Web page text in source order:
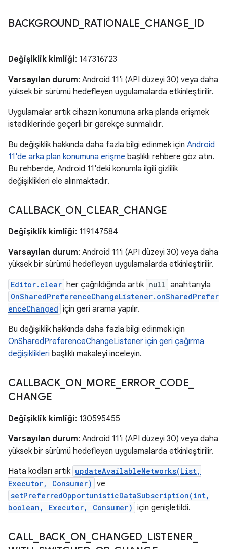
BACKGROUND_ RATIONALE CHANGE ID
Değişiklik kimliği: 147316723
Varsayılan durum: Android 11'i (API düzeyi 30) veya daha
yüksek bir sürümü hedefleyen uygulamalarda etkinleştirilir.
Uygulamalar artık cihazın konumuna arka planda erişmek
istediklerinde geçerli bir gerekçe sunmalıdır.
Bu değişiklik hakkında daha fazla bilgi edinmek için Android
11'de arka plan konumuna erişme başlıklı rehbere göz atın.
Bu rehberde, Android 11'deki konumla ilgili gizlilik
değişiklikleri ele alınmaktadır.
CALLBACK ON CLEAR_ CHANGE
Değişiklik kimliği: 119147584
Varsayılan durum: Android 11'i (API düzeyi 30) veya daha
yüksek bir sürümü hedefleyen uygulamalarda etkinleştirilir.
Editor.clear her çağrıldığında artık null anahtarıyla
OnSharedPreferenceChangeListener.onSharedPrefer
enceChanged için geri arama yapılır.
Bu değişiklik hakkında daha fazla bilgi edinmek için
OnSharedPreferenceChangeListener için geri çağırma
değişiklikleri başlıklı makaleyi inceleyin.
CALLBACK ON MORE ERROR_ CODE
CHANGE
Değişiklik kimliği: 130595455
Varsayılan durum: Android 11'i (API düzeyi 30) veya daha
yüksek bir sürümü hedefleyen uygulamalarda etkinleştirilir.
Hata kodları artık updateAvailableNetworks(List,
Executor, Consumer) ve
setPreferredOpportunisticDataSubscription(int,
boolean, Executor, Consumer) için genişletildi.
CALL BACK_ ON CHANGED LISTENER_